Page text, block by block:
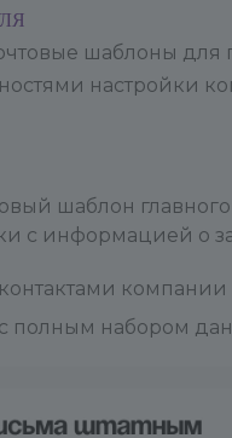
шаблоны
настройки
шаблон
с информацией о
компании
полным набором